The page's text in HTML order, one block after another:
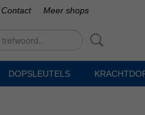
Contact Meer shops
DOPSLEUTELS